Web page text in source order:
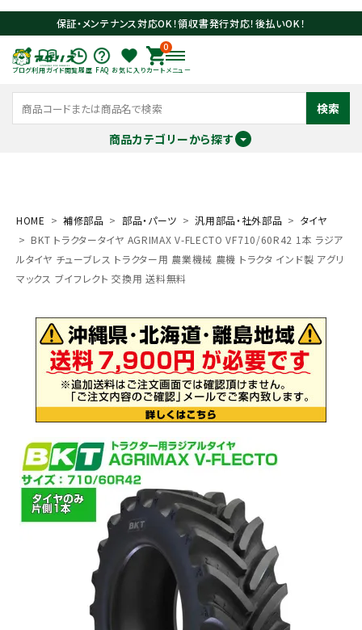
保証・メンテナンス対応OK！領収書発行対応！後払いOK！
ブログ利用ガイド閲覧履歴 FAQ お気に入り
0
カート メニュー
検索
商品カテゴリーから探す
search
お気に入り一覧
閲覧履歴一覧
農業機械
農業資材
HOME 補修部品 部品・パーツ 汎用部品・社外部品
タイヤ
BKT トラクタータイヤ AGRIMAX V-FLECTO VF710/60R42 1本 ラジア
ルタイヤ チューブレス トラクター用 農業機械 農機 トラクタ インド製 アグリ
マックス ブイフレクト 交換用 送料無料